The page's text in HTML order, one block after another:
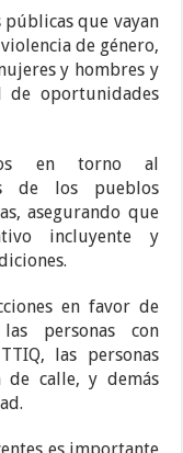
que vayan
de género,
y hombres y
de oportunidades
en torno al
de los pueblos
asegurando que
incluyente y
en favor de
personas con
las personas
de calle, y demás